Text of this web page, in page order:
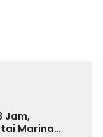
Jam,
Marina